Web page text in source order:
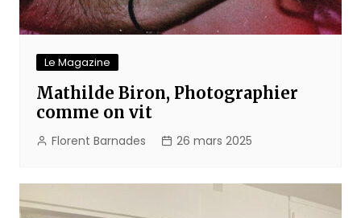
Le Magazine
Mathilde Biron, Photographier
comme on vit
Florent Barnades 26 mars 2025